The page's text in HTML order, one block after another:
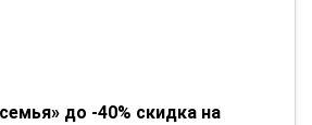
до -40% скидка на